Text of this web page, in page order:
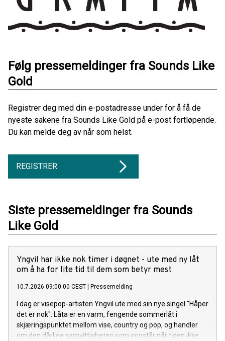
Følg pressemeldinger fra Sounds Like
Gold
Registrer deg med din e-postadresse under for å få de
nyeste sakene fra Sounds Like Gold på e-post fortløpende.
Du kan melde deg av når som helst.
REGISTRER
Siste pressemeldinger fra Sounds
Like Gold
Yngvil har ikke nok timer i døgnet - ute med ny låt
om å ha for lite tid til dem som betyr mest
10.7.2026 09:00:00 CEST Pressemelding
I dag er visepop-artisten Yngvil ute med sin nye singel "Håper
det er nok". Låta er en varm, fengende sommerlåt i
skjæringspunktet mellom vise, country og pop, og handler
om den dårlige samvittigheten som oppstår når tiden ikke